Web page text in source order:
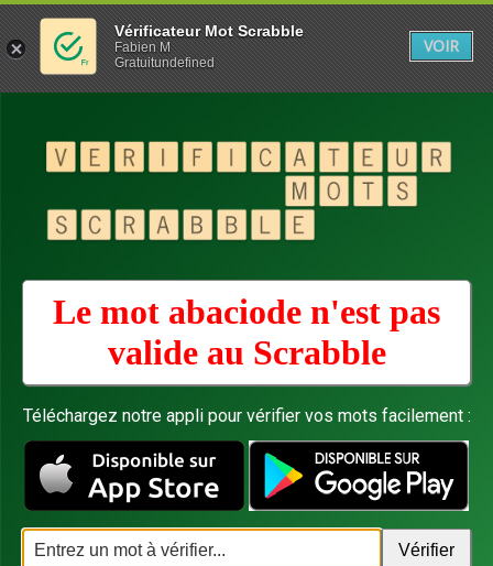
Le mot abaciode n'est pas
valide au Scrabble
Téléchargez notre appli pour vérifier vos mots facilement :
Vérificateur Mot Scrabble
Fabien M
Gratuitundefined
VOIR